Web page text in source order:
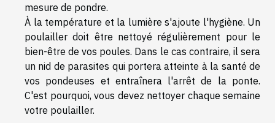
mesure de pondre.
À la température et la lumière s'ajoute l'hygiène. Un
poulailler doit être nettoyé régulièrement pour le
bien-être de vos poules. Dans le cas contraire, il sera
un nid de parasites qui portera atteinte à la santé de
vos pondeuses et entraînera l'arrêt de la ponte.
C'est pourquoi, vous devez nettoyer chaque semaine
votre poulailler.